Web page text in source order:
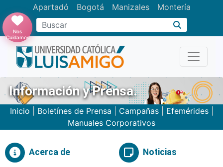
Apartadó Bogotá Manizales Montería
Buscar
Nos
Cuidamos
Información y Prensa.
Inicio Boletínes de Prensa Campañas| Efemérides|
Manuales Corporativos
Acerca de Noticias